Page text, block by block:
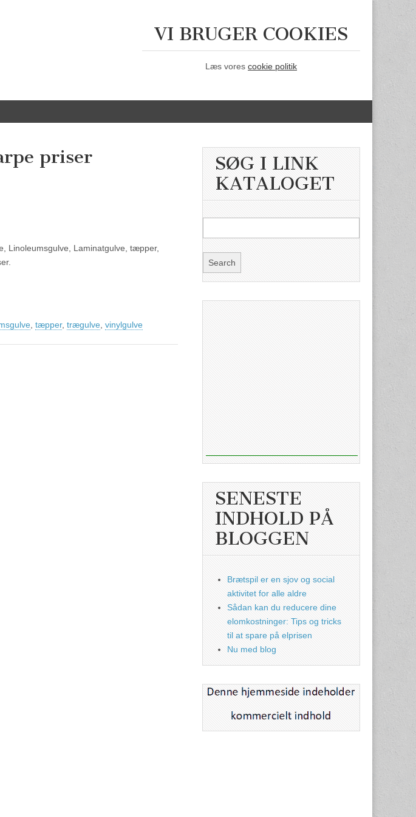
VI BRUGER COOKIES
Læs vores cookie politik
priser
Linoleumsgulve, Laminatgulve, tæpper,
tæpper, trægulve vinylgulve
SØG I LINK
KATALOGET
SENESTE
INDHOLD PÅ
BLOGGEN
Brætspil er en sjov og social
aktivitet for alle aldre
Sådan kan du reducere dine
elomkostninger: Tips og tricks
til at spare på elprisen
Nu med blog